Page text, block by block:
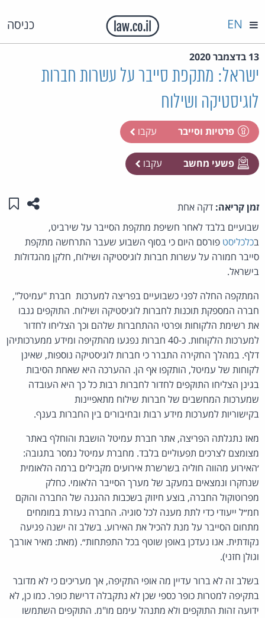
כניסה EN
13 בדצמבר 2020
ישראל: מתקפת סייבר על עשרות חברות
לוגיסטיקה ושילוח
פרטיות וסייבר עקבו
פשעי מחשב עקבו
זמן קריאה: דקה אחת שתפו
שבועיים בלבד לאחר חשיפת מתקפת הסייבר על שירביט,
בכלכליסט פורסם היום כי בסוף השבוע שעבר התרחשה מתקפת
סייבר חמורה על עשרות חברות לוגיסטיקה ושילוח, חלקן מהגדולות
בישראל.
המתקפה החלה לפני כשבועיים בפריצה למערכות חברת "עמיטל",
חברה המספקת תוכנות לחברות לוגיסטיקה ושילוח. התוקפים גנבו
את רשימת הלקוחות ופרטי ההתחברות שלהם וכך הצליחו לחדור
למערכות הלקוחות. כ-40 חברות נפגעו מהתקיפה ומידע ממערכותיהן
דלף. במהלך החקירה התברר כי חברות לוגיסטיקה נוספות, שאינן
לקוחות של עמיטל, הותקפו אף הן. ההערכה היא שאחת הסיבות
בגינן הצליחו התוקפים לחדור לחברות רבות כל כך היא העובדה
שמערכות המחשבים של חברות שילוח מתאפיינות
בקישוריות למערכות מידע רבות ובחיבורים בין החברות בענף.
מאז נתגלתה הפריצה, אתר חברת עמיטל הושבת והוחלף באתר
מצומצם לצרכים תפעוליים בלבד. מחברת עמיטל נמסר בתגובה:
׳האירוע מהווה חוליה בשרשרת אירועים מקבילים ברמה הלאומית
שנחקרו ונמצאים במעקב של מערך הסייבר הלאומי. כחלק
מפרוטוקול החברה, בוצע חיזוק בשכבות ההגנה של החברה והוקם
חמ״ל ייעודי כדי לתת מענה לכל סוגיה. החברה נעזרת במומחים
מתחום הסייבר על מנת להכיל את האירוע. בשלב זה ישנה פגיעה
נקודתית. אנו נעדכן באופן שוטף בכל התפתחות״. (מאת: מאיר אורבך
וגולן חזני).
בשלב זה לא ברור עדיין מה אופי התקיפה, אך מעריכים כי לא מדובר
בתקיפה למטרות כופר כספי שכן לא נתקבלה דרישת כופר. כמו כן, לא
ידועה זהות התוקפים ולא מתנהל עימם מו"מ. התוקפים השתמשו